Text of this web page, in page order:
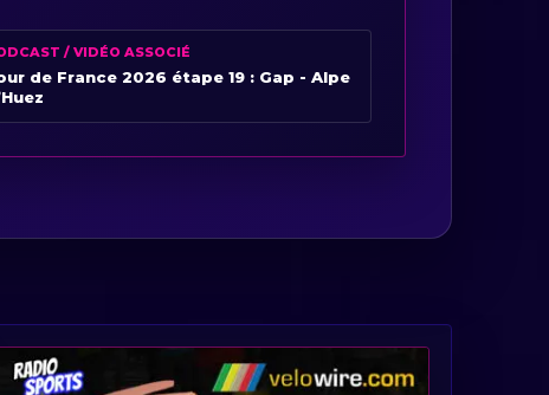
/ VIDÉO ASSOCIÉ
de France 2026 étape 19 : Gap - Alpe